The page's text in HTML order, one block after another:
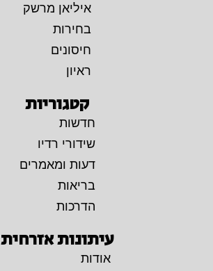
איליאן מרשק
בחירות
חיסונים
ראיון
קטגוריות
חדשות
שידורי רדיו
דעות ומאמרים
בריאות
הדרכות
עיתונות אזרחית
אודות